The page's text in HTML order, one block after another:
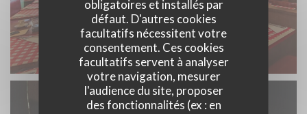
obligatoires et installés par
défaut. D'autres cookies
facultatifs nécessitent votre
consentement. Ces cookies
facultatifs servent à analyser
votre navigation, mesurer
l'audience du site, proposer
des fonctionnalités (ex : en